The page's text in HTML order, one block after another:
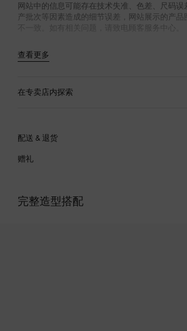
网站中的信息可能存在技术失准、色差、尺码误
产批次等因素造成的细节误差，网站展示的产品
不一致。如有相关问题，请致电顾客服务中心。
查看更多
在专卖店内探索
配送 & 退货
赠礼
完整造型搭配